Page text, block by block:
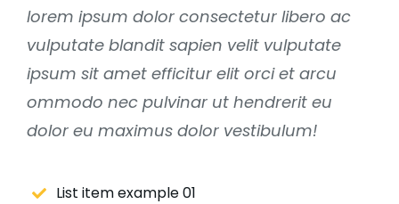
lorem ipsum dolor consectetur libero ac
vulputate blandit sapien velit vulputate
ipsum sit amet efficitur elit orci et arcu
ommodo nec pulvinar ut hendrerit eu
dolor eu maximus dolor vestibulum!
List item example 01